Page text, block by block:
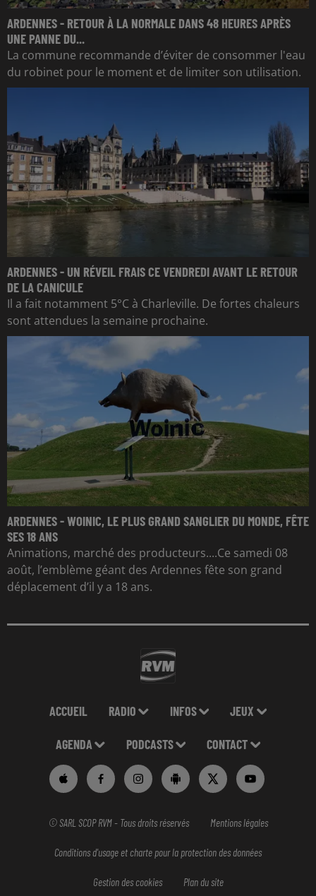
ARDENNES - RETOUR À LA NORMALE DANS 48 HEURES APRÈS
UNE PANNE DU...
La commune recommande d’éviter de consommer l'eau
du robinet pour le moment et de limiter son utilisation.
ARDENNES - UN RÉVEIL FRAIS CE VENDREDI AVANT LE RETOUR
DE LA CANICULE
Il a fait notamment 5°C à Charleville. De fortes chaleurs
sont attendues la semaine prochaine.
ARDENNES - WOINIC, LE PLUS GRAND SANGLIER DU MONDE, FÊTE
SES 18 ANS
Animations, marché des producteurs....Ce samedi 08
août, l’emblème géant des Ardennes fête son grand
déplacement d’il y a 18 ans.
ACCUEIL RADIO INFOS JEUX
AGENDA PODCASTS CONTACT
© SARL SCOP RVM - Tous droits réservés Mentions légales
Conditions d'usage et charte pour la protection des données
Gestion des cookies Plan du site